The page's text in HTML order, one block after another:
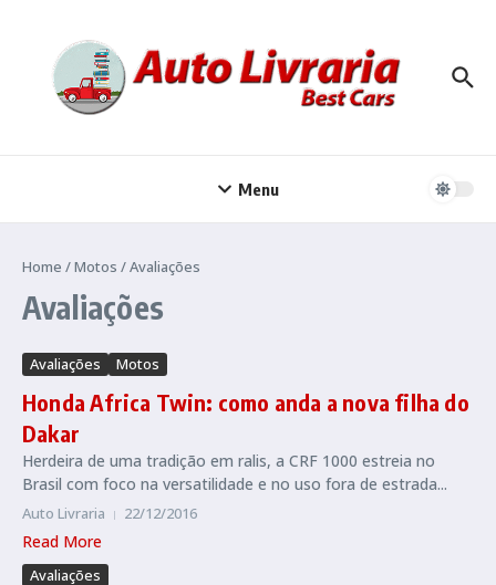
Menu
Home /Motos /Avaliações
Avaliações
Avaliações Motos
Honda Africa Twin: como anda a nova filha do
Dakar
Herdeira de uma tradição em ralis, a CRF 1000 estreia no
Brasil com foco na versatilidade e no uso fora de estrada...
Auto Livraria 22/12/2016
Read More
Avaliações